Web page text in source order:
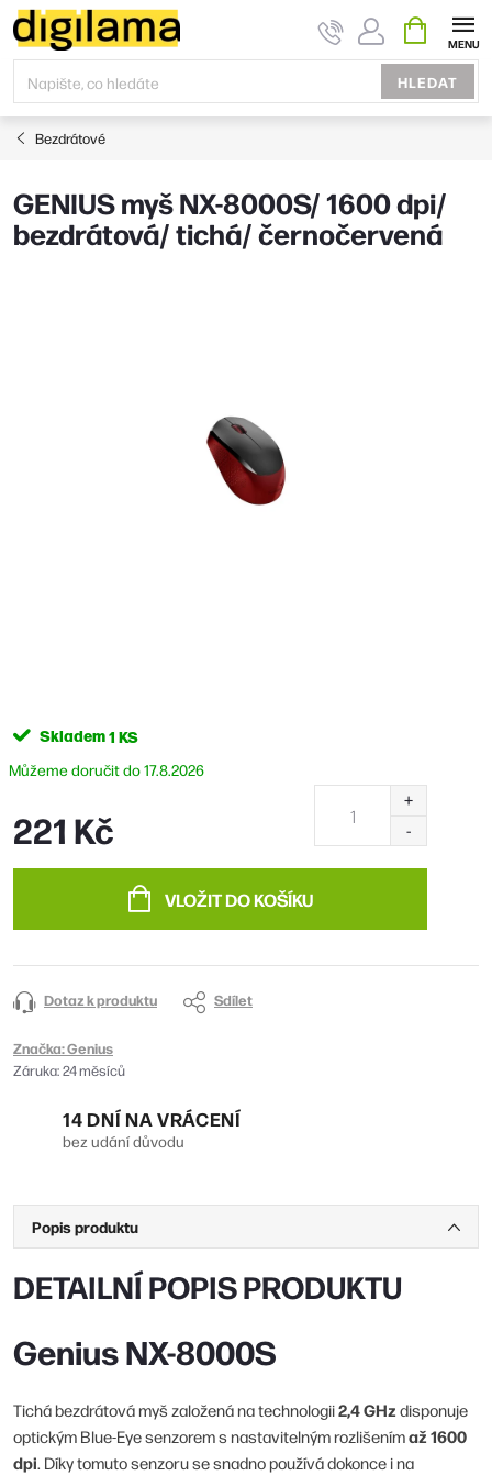
Přejít
na
obsah
HLEDAT
KOŠÍK
Bezdrátové
GENIUS myš NX-8000S/ 1600 dpi/
bezdrátová/ tichá/ černočervená
Skladem1 KS
17.8.2026
221 Kč
VLOŽIT DO KOŠÍKU
Dotaz k produktu Sdílet
Značka:Genius
Záruka:24 měsíců
14 DNÍ NA VRÁCENÍ
bez udání důvodu
Popis produktu
DETAILNÍ POPIS PRODUKTU
Genius NX-8000S
Tichá bezdrátová myš založená na technologii2,4 GHz disponuje
optickým Blue-Eye senzorem s nastavitelným rozlišenímaž 1600
dpi . Díky tomuto senzoru se snadno používá dokonce i na